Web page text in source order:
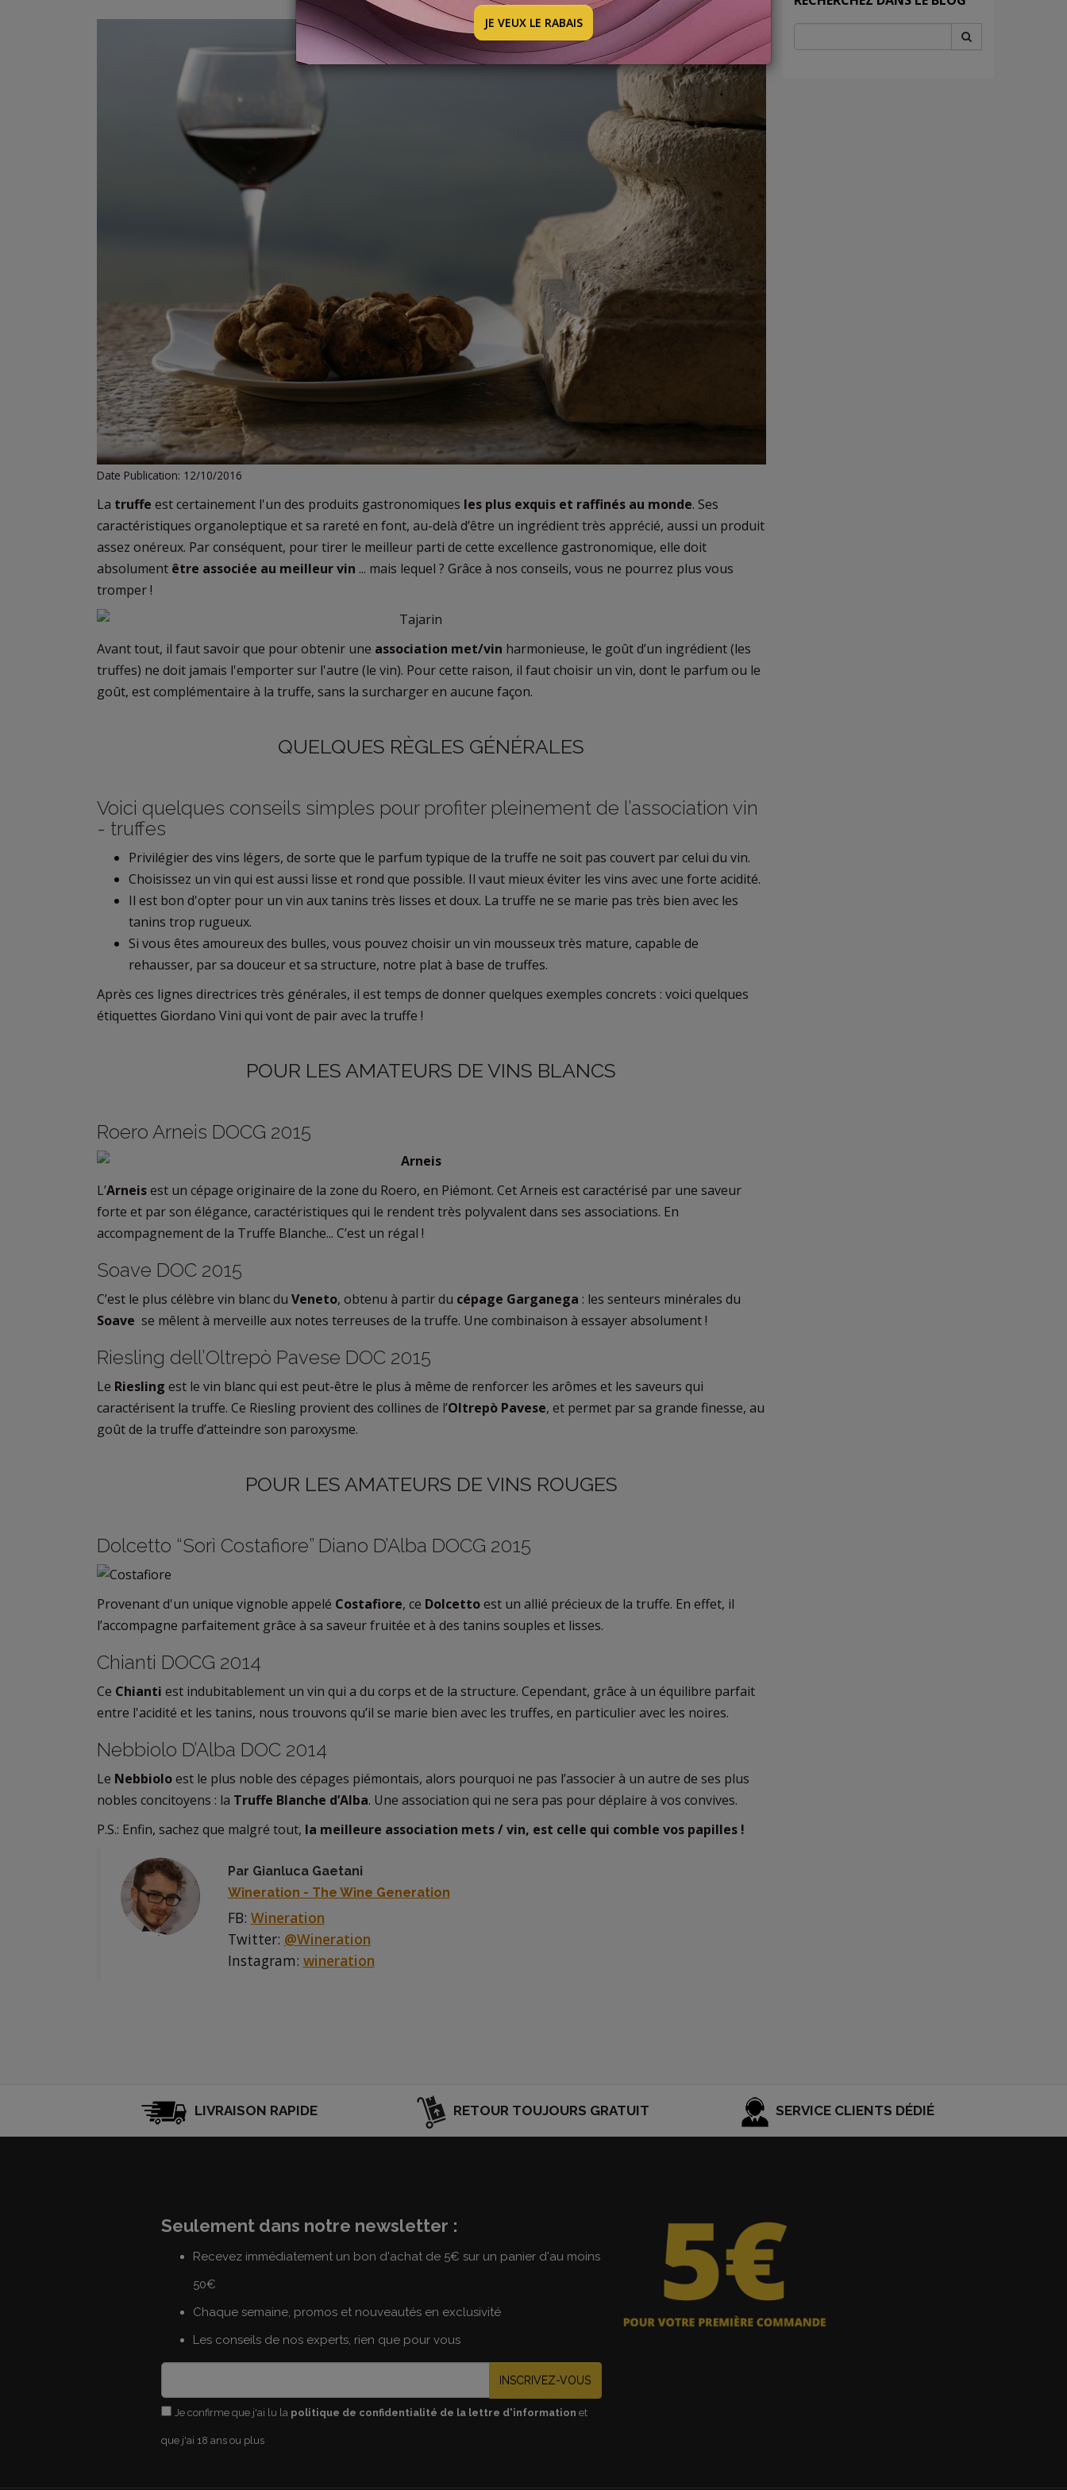
Date Publication: 12/10/2016
La truffe est certainement l'un des produits gastronomiques les plus exquis et raffinés au monde. Ses
caractéristiques organoleptique et sa rareté en font, au-delà d’être un ingrédient très apprécié, aussi un produit
assez onéreux. Par conséquent, pour tirer le meilleur parti de cette excellence gastronomique, elle doit
absolument être associée au meilleur vin ... mais lequel ? Grâce à nos conseils, vous ne pourrez plus vous
tromper !
Avant tout, il faut savoir que pour obtenir une association met/vin harmonieuse, le goût d’un ingrédient (les
truffes) ne doit jamais l'emporter sur l'autre (le vin). Pour cette raison, il faut choisir un vin, dont le parfum ou le
goût, est complémentaire à la truffe, sans la surcharger en aucune façon.
QUELQUES RÈGLES GÉNÉRALES
Voici quelques conseils simples pour profiter pleinement de l’association vin
- truffes
Privilégier des vins légers, de sorte que le parfum typique de la truffe ne soit pas couvert par celui du vin.
Choisissez un vin qui est aussi lisse et rond que possible. Il vaut mieux éviter les vins avec une forte acidité.
Il est bon d'opter pour un vin aux tanins très lisses et doux. La truffe ne se marie pas très bien avec les
tanins trop rugueux.
Si vous êtes amoureux des bulles, vous pouvez choisir un vin mousseux très mature, capable de
rehausser, par sa douceur et sa structure, notre plat à base de truffes.
Après ces lignes directrices très générales, il est temps de donner quelques exemples concrets : voici quelques
étiquettes Giordano Vini qui vont de pair avec la truffe !
POUR LES AMATEURS DE VINS BLANCS
Roero Arneis DOCG 2015
L’Arneisest un cépage originaire de la zone du Roero, en Piémont. Cet Arneis est caractérisé par une saveur
forte et par son élégance, caractéristiques qui le rendent très polyvalent dans ses associations. En
accompagnement de la Truffe Blanche... C’est un régal !
Soave DOC 2015
C’est le plus célèbre vin blanc du Veneto, obtenu à partir du cépage Garganega : les senteurs minérales du
Soave se mêlent à merveille aux notes terreuses de la truffe. Une combinaison à essayer absolument !
Riesling dell’Oltrepò Pavese DOC 2015
Le Riesling est le vin blanc qui est peut-être le plus à même de renforcer les arômes et les saveurs qui
caractérisent la truffe. Ce Riesling provient des collines de l’Oltrepò Pavese, et permet par sa grande finesse, au
goût de la truffe d’atteindre son paroxysme.
POUR LES AMATEURS DE VINS ROUGES
Dolcetto “Sorì Costafiore” Diano D’Alba DOCG 2015
Provenant d'un unique vignoble appelé Costafiore, ce Dolcettoest un allié précieux de la truffe. En effet, il
l’accompagne parfaitement grâce à sa saveur fruitée et à des tanins souples et lisses.
Chianti DOCG 2014
Ce Chianti est indubitablement un vin qui a du corps et de la structure. Cependant, grâce à un équilibre parfait
entre l'acidité et les tanins, nous trouvons qu’il se marie bien avec les truffes, en particulier avec les noires.
Nebbiolo D’Alba DOC 2014
Le Nebbioloest le plus noble des cépages piémontais, alors pourquoi ne pas l’associer à un autre de ses plus
nobles concitoyens : la Truffe Blanche d’Alba. Une association qui ne sera pas pour déplaire à vos convives.
P.S.: Enfin, sachez que malgré tout, la meilleure association mets / vin, est celle qui comble vos papilles !
Par Gianluca Gaetani
Wineration - The Wine Generation
FB: Wineration
Twitter: @Wineration
Instagram: wineration
LIVRAISON RAPIDE RETOUR TOUJOURS GRATUIT SERVICE CLIENTS DÉDIÉ
Seulement dans notre newsletter :
Recevez immédiatement un bon d'achat de 5€ sur un panier d'au moins
50€
Chaque semaine, promos et nouveautés en exclusivité
Les conseils de nos experts, rien que pour vous
INSCRIVEZ-VOUS
Je confirme que j'ai lu la politique de confidentialité de la lettre d'information et
que j'ai 18 ans ou plus
JE VEUX LE RABAIS